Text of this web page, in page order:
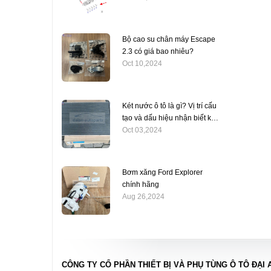
Bộ cao su chân máy Escape
2.3 có giá bao nhiêu?
Oct 10,2024
Két nước ô tô là gì? Vị trí cấu
tạo và dấu hiệu nhận biết két
nước bị hỏng.
Oct 03,2024
Bơm xăng Ford Explorer
chính hãng
Aug 26,2024
CÔNG TY CỔ PHẦN THIẾT BỊ VÀ PHỤ TÙNG Ô TÔ ĐẠI